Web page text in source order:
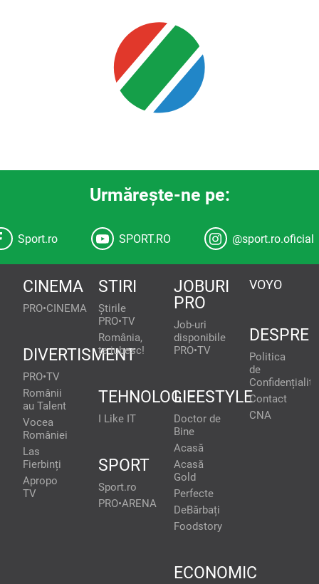
Urmăreşte-ne pe:
Sport.ro SPORT.RO @sport.ro.oficial
CINEMA
PRO•CINEMA
DIVERTISMENT
PRO•TV
Românii
au Talent
Vocea
României
Las
Fierbinți
Apropo
TV
STIRI
Știrile
PRO•TV
România,
te iubesc!
TEHNOLOGIE
I Like IT
SPORT
Sport.ro
PRO•ARENA
JOBURI
PRO
Job-uri
disponibile
PRO•TV
LIFESTYLE
Doctor de
Bine
Acasă
Acasă
Gold
Perfecte
DeBărbați
Foodstory
ECONOMIC
VOYO
DESPRE
Politica
de
Contact
CNA